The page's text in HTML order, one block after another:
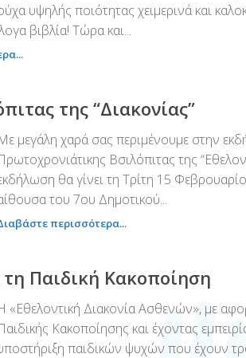
υψηλής ποιότητας χειμερινά και
βιβλία! Τώρα και...
της “Διακονίας”
μεγάλη χαρά σας περιμένουμε στην
Βσιλόπιτας της
θα γίνει τη Τρίτη 15
του 7ου Δημοτικού...
περισσότερα...
τη Παιδική Κακοποίηση
«Εθελοντική Διακονία Ασθενών», με
Κακοποίησης και έχοντας
παιδικών ψυχών που έχουν